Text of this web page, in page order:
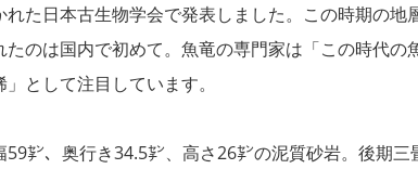
れた日本古生物学会で発表しました。この時期の地
たのは国内で初めて。魚竜の専門家は「この時代の
として注目しています。
㌢、奥行き34.5㌢、高さ26㌢の泥質砂岩。後期三